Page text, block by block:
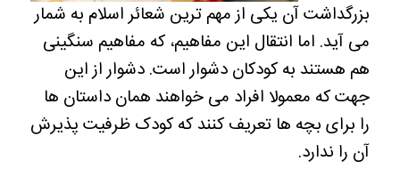
بزرگداشت آن یکی از مهم ترین شعائر اسلام به شمار
می آید. اما انتقال این مفاهیم، که مفاهیم سنگینی
هم هستند به کودکان دشوار است. دشوار از این
جهت که معمولا افراد می خواهند همان داستان ها
را برای بچه ها تعریف کنند که کودک ظرفیت پذیرش
آن را ندارد.